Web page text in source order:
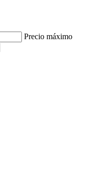
Precio máximo